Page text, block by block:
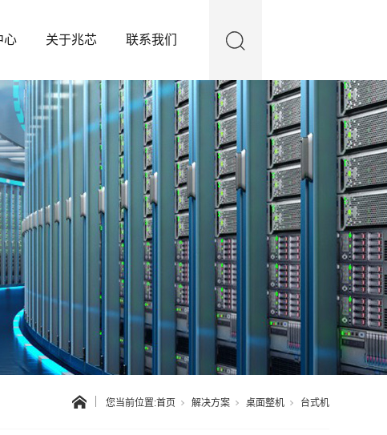
心 关于兆芯 联系我们
您当前位置:首页 解决方案 桌面整机 台式机